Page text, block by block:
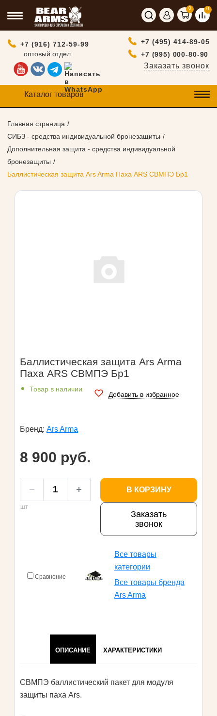
0 0
+7 (916) 712-59-99
оптовый отдел
+7 (495) 414-89-05
+7 (995) 000-80-90
Заказать звонок
Каталог товаров
Главная страница
СИБЗ - средства индивидуальной бронезащиты
Дополнительная защита - средства индивидуальной
бронезащиты
Баллистическая защита Ars Arma Паха ARS СВМПЭ Бр1
Баллистическая защита Ars Arma
Паха ARS СВМПЭ Бр1
Товар в наличии
Добавить в избранное
Бренд: Ars Arma
8 900 руб.
шт
В КОРЗИНУ
Заказать
звонок
Сравнение
Все товары
категории
Все товары бренда
Ars Arma
ОПИСАНИЕ ХАРАКТЕРИСТИКИ
СВМПЭ баллистический пакет для модуля
защиты паха Ars.